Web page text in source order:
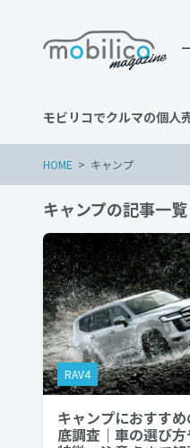
モビリコでクルマの個人
HOME キャンプ
キャンプの記事一覧
RAV4
キャンプにおすす
底調査｜車の選び